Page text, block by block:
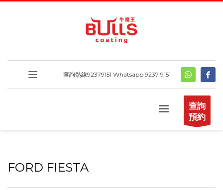
查詢熱線92379151 Whatsapp 9237 9151
查詢
預約
FORD FIESTA